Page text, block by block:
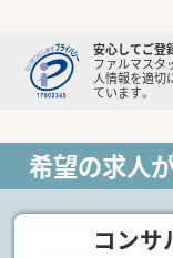
安心してご登
ファルマスタ
人情報を適切
ています。
希望の求人
コンサ